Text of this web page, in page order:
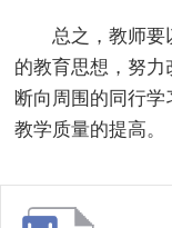
总之，教师要
的教育思想，努
断向周围的同行
教学质量的提高。